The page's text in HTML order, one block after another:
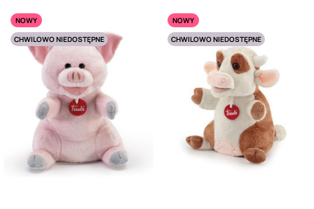
NOWY
CHWILOWO NIEDOSTĘPNE
NOWY
CHWILOWO NIEDOSTĘPNE